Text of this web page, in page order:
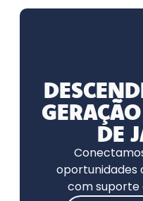
DE
oportunidades
com suporte